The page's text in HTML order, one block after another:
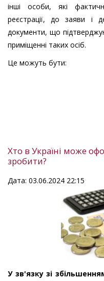
інші особи, які
реєстрації, до заяви і
документи, що
приміщенні таких осіб.
Це можуть бути:
Хто в Україні може
зробити?
Дата: 03.06.2024 22:15
У зв'язку зі